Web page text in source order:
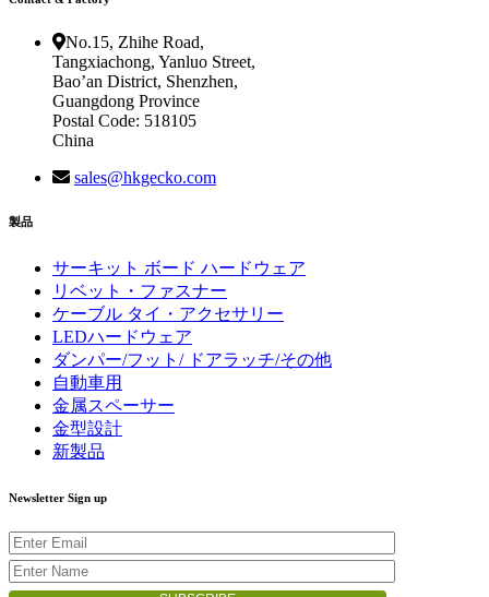
No.15, Zhihe Road,
Tangxiachong, Yanluo Street,
Bao’an District, Shenzhen,
Guangdong Province
Postal Code: 518105
China
sales@hkgecko.com
製品
サーキット ボード ハードウェア
リベット・ファスナー
ケーブル タイ・アクセサリー
LEDハードウェア
ダンパー/フット/ ドアラッチ/その他
自動車用
金属スペーサー
金型設計
新製品
Newsletter Sign up